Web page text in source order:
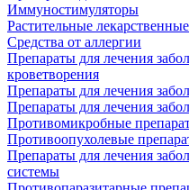
Иммуностимуляторы
Растительные
Средства от аллергии
Препараты для лечения
кроветворения
Препараты для лечения
Препараты для лечения
Противомикробные
Противоопухолевые
Препараты для лечения
системы